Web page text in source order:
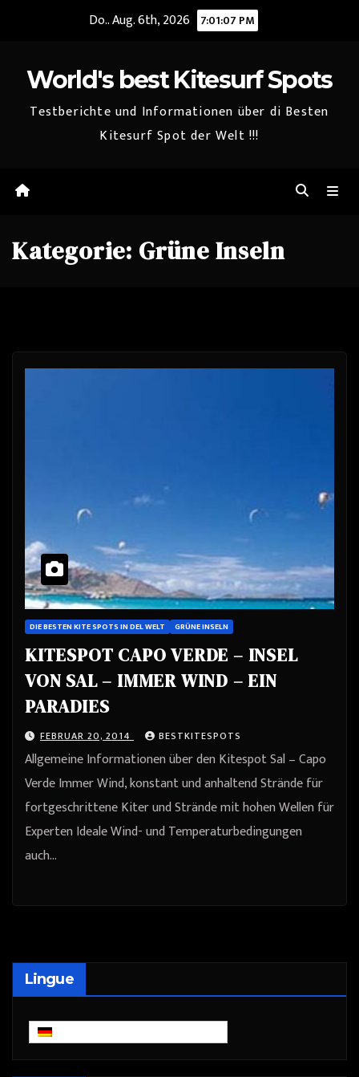
Do.. Aug. 6th, 2026 7:01:08 PM
World's best Kitesurf Spots
Testberichte und Informationen über di Besten
Kitesurf Spot der Welt !!!
Kategorie: Grüne Inseln
DIE BESTEN KITE SPOTS IN DEL WELT GRÜNE INSELN
KITESPOT CAPO VERDE – INSEL
VON SAL – IMMER WIND – EIN
PARADIES
FEBRUAR 20, 2014 BESTKITESPOTS
Allgemeine Informationen über den Kitespot Sal – Capo
Verde Immer Wind, konstant und anhaltend Strände für
fortgeschrittene Kiter und Strände mit hohen Wellen für
Experten Ideale Wind- und Temperaturbedingungen
auch…
Lingue